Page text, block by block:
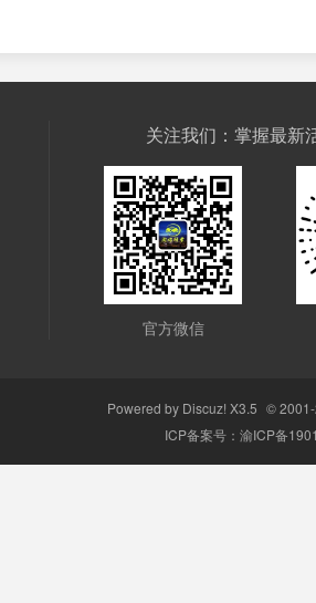
关注我们：掌握最新
官方微信
Powered by Discuz! X3.5 ©
ICP备案号： 渝ICP备